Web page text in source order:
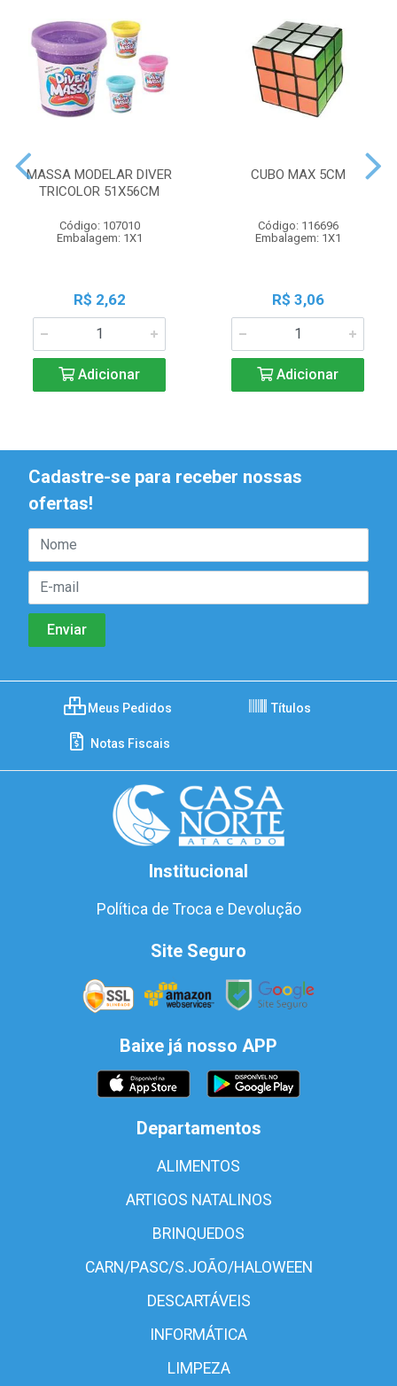
MASSA MODELAR DIVER
TRICOLOR 51X56CM
Código: 107010
Embalagem: 1X1
R$ 2,62
Adicionar
CUBO MAX 5CM
Código: 116696
Embalagem: 1X1
R$ 3,06
Adicionar
Cadastre-se para receber nossas
ofertas!
Meus Pedidos Títulos
Notas Fiscais
Institucional
Política de Troca e Devolução
Site Seguro
Baixe já nosso APP
Departamentos
ALIMENTOS
ARTIGOS NATALINOS
BRINQUEDOS
CARN/PASC/S.JOÃO/HALOWEEN
DESCARTÁVEIS
INFORMÁTICA
LIMPEZA